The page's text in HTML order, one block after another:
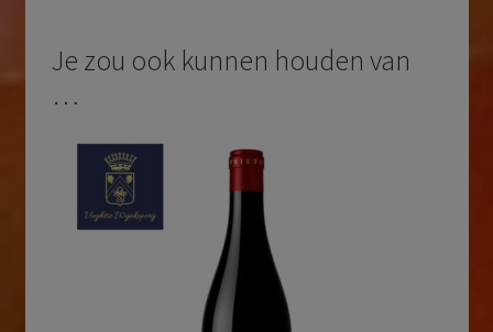
Je zou ook kunnen houden van
…